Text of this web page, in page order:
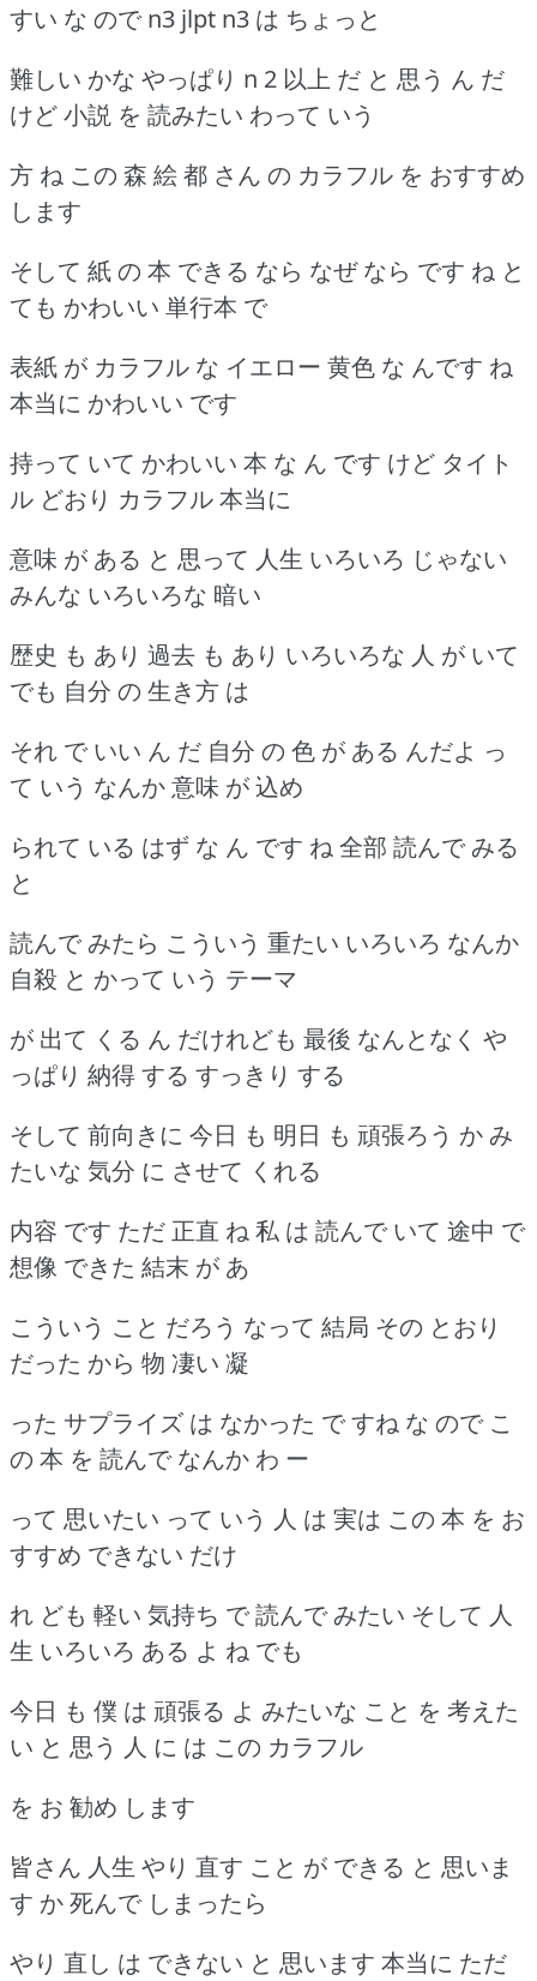
すい な ので n3 jlpt n3 は ちょっと
難しい かな やっぱり n 2 以上 だ と 思う ん だ
けど 小説 を 読みたい わって いう
方 ね この 森 絵 都 さん の カラフル を おすすめ
します
そして 紙 の 本 できる なら なぜ なら です ね と
ても かわいい 単行本 で
表紙 が カラフル な イエロー 黄色 な んです ね
本当に かわいい です
持って いて かわいい 本 な ん です けど タイト
ル どおり カラフル 本当に
意味 が ある と 思って 人生 いろいろ じゃない
みんな いろいろな 暗い
歴史 も あり 過去 も あり いろいろな 人 が いて
でも 自分 の 生き方 は
それ で いい ん だ 自分 の 色 が ある んだよ っ
て いう なんか 意味 が 込め
られて いる はず な ん です ね 全部 読んで みる
と
読んで みたら こういう 重たい いろいろ なんか
自殺 と かって いう テーマ
が 出て くる ん だけれども 最後 なんとなく や
っぱり 納得 する すっきり する
そして 前向きに 今日 も 明日 も 頑張ろう か み
たいな 気分 に させて くれる
内容 です ただ 正直 ね 私 は 読んで いて 途中 で
想像 できた 結末 が あ
こういう こと だろう なって 結局 その とおり
だった から 物 凄い 凝
った サプライズ は なかった で すね な ので こ
の 本 を 読んで なんか わ ー
って 思いたい って いう 人 は 実は この 本 を お
すすめ できない だけ
れ ども 軽い 気持ち で 読んで みたい そして 人
生 いろいろ ある よ ね でも
今日 も 僕 は 頑張る よ みたいな こと を 考えた
い と 思う 人 に は この カラフル
を お 勧め します
皆さん 人生 やり 直す こと が できる と 思いま
す か 死んで しまったら
やり 直し は できない と 思います 本当に ただ